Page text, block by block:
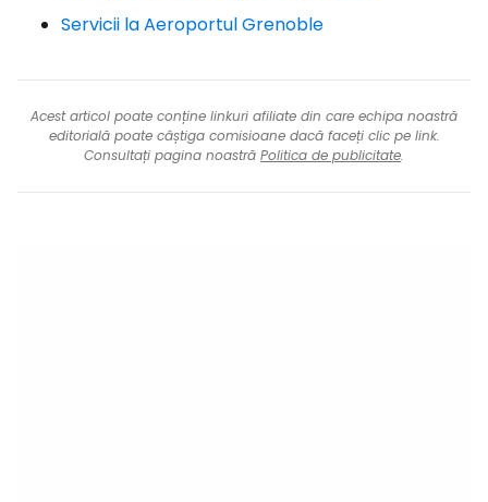
Servicii la Aeroportul Grenoble
Acest articol poate conține linkuri afiliate din care echipa noastră
editorială poate câștiga comisioane dacă faceți clic pe link.
Consultați pagina noastră Politica de publicitate.